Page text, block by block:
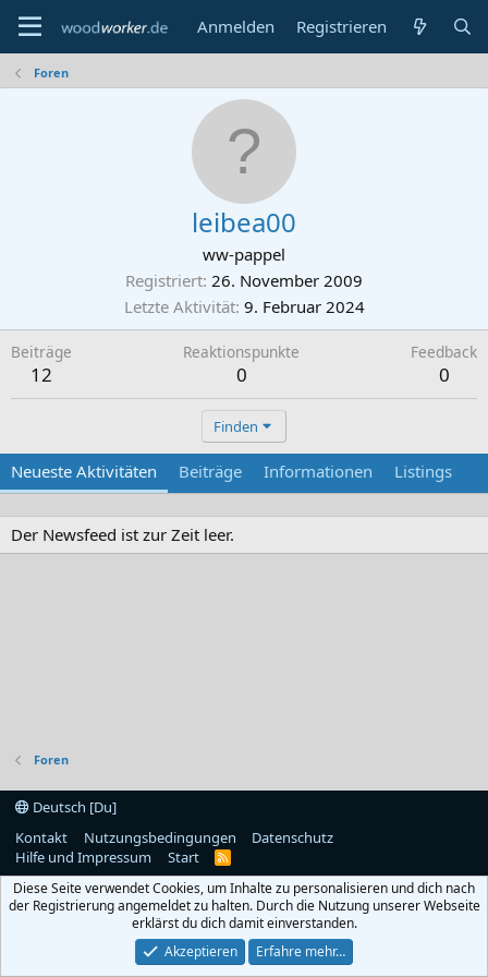
Anmelden Registrieren
Foren
leibea00
ww-pappel
Registriert 26. November 2009
Letzte Aktivität 9. Februar 2024
Beiträge
12
Reaktionspunkte
0
Feedback
0
Finden
Neueste Aktivitäten Beiträge Informationen Listings
Der Newsfeed ist zur Zeit leer.
Foren
Deutsch [Du]
Kontakt
Nutzungsbedingungen
Datenschutz
Hilfe und Impressum
Start
R
S
Diese Seite verwendet Cookies, um Inhalte zu personalisieren und dich nach
der Registrierung angemeldet zu halten. Durch die Nutzung unserer Webseite
erklärst du dich damit einverstanden.
Akzeptieren
Erfahre mehr…